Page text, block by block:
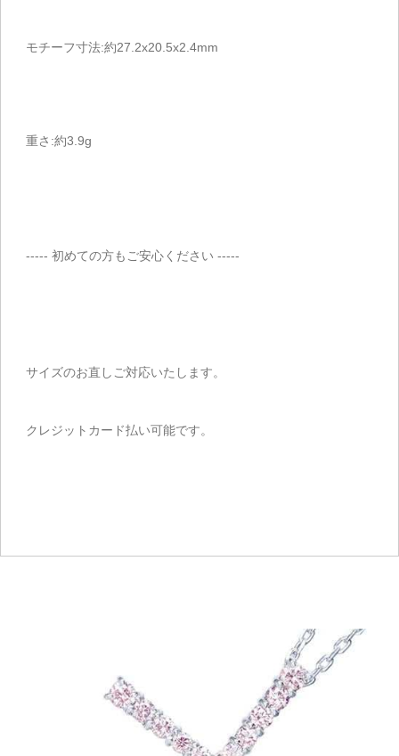
モチーフ寸法:約27.2x20.5x2.4mm
重さ:約3.9g
----- 初めての方もご安心ください -----
サイズのお直しご対応いたします。
クレジットカード払い可能です。